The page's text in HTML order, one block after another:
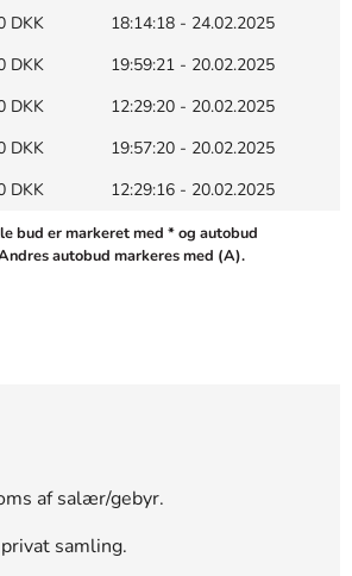
DKK
18:14:18 - 24.02.2025
DKK
19:59:21 - 20.02.2025
DKK
12:29:20 - 20.02.2025
DKK
19:57:20 - 20.02.2025
DKK 12:29:16 - 20.02.2025
bud er markeret med * og autobud
autobud markeres med (A).
af salær/gebyr.
samling.